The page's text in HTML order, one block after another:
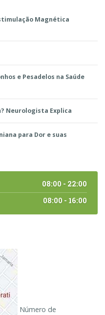
Magnética
e Pesadelos na Saúde
Neurologista Explica
para Dor e suas
08:00 - 22:00
08:00 - 16:00
Número de